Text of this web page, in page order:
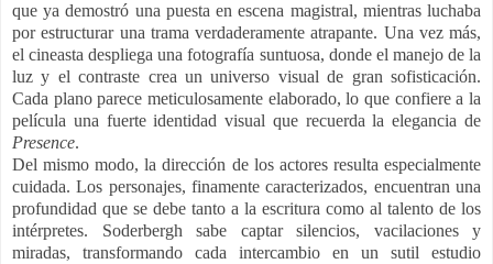
que ya demostró una puesta en escena magistral, mientras luchaba
por estructurar una trama verdaderamente atrapante. Una vez más,
el cineasta despliega una fotografía suntuosa, donde el manejo de la
luz y el contraste crea un universo visual de gran sofisticación.
Cada plano parece meticulosamente elaborado, lo que confiere a la
película una fuerte identidad visual que recuerda la elegancia de
Presence.
Del mismo modo, la dirección de los actores resulta especialmente
cuidada. Los personajes, finamente caracterizados, encuentran una
profundidad que se debe tanto a la escritura como al talento de los
intérpretes. Soderbergh sabe captar silencios, vacilaciones y
miradas, transformando cada intercambio en un sutil estudio